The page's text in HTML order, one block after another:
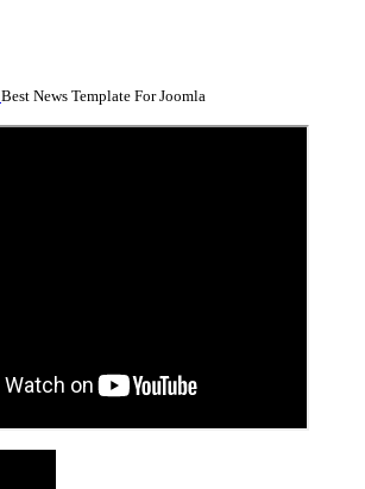
Best News Template For Joomla